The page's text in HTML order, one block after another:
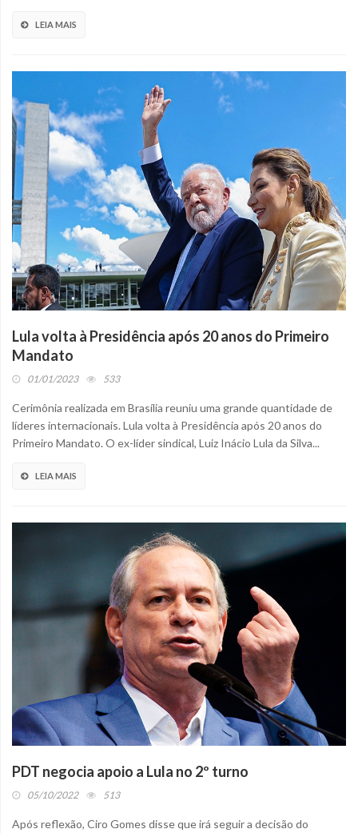
LEIA MAIS
Lula volta à Presidência após 20 anos do Primeiro
Mandato
01/01/2023 533
Cerimônia realizada em Brasília reuniu uma grande quantidade de
líderes internacionais. Lula volta à Presidência após 20 anos do
Primeiro Mandato. O ex-líder sindical, Luiz Inácio Lula da Silva...
LEIA MAIS
PDT negocia apoio a Lula no 2º turno
05/10/2022 513
Após reflexão, Ciro Gomes disse que irá seguir a decisão do